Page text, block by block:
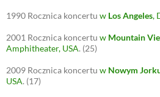
1990 Rocznica koncertu w Los Angeles,
2001 Rocznica koncertu w Mountain
Amphitheater, USA. (25)
2009 Rocznica koncertu w Nowym
USA. (17)